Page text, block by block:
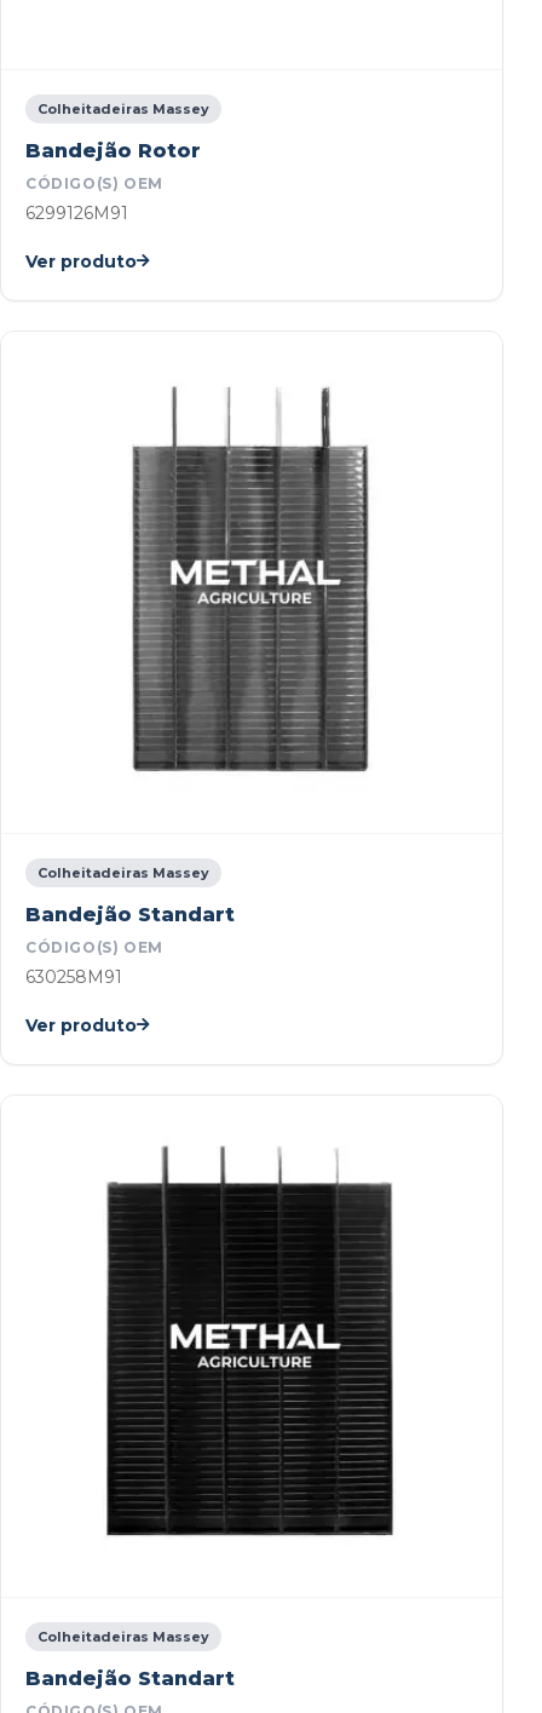
Colheitadeiras Massey
Bandejão Rotor
CÓDIGO(S) OEM
6299126M91
Ver produto
Colheitadeiras Massey
Bandejão Standart
CÓDIGO(S) OEM
630258M91
Ver produto
Colheitadeiras Massey
Bandejão Standart